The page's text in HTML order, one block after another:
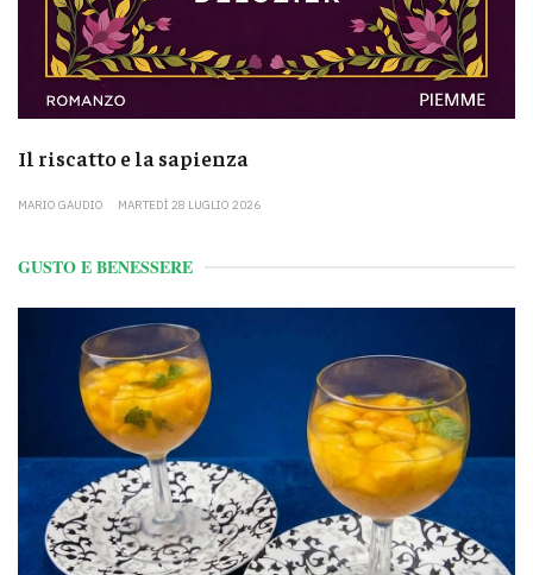
Il riscatto e la sapienza
MARIO GAUDIO MARTEDÌ 28 LUGLIO 2026
GUSTO E BENESSERE